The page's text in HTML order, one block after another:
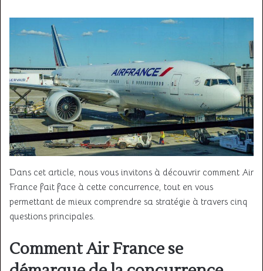
Dans cet article, nous vous invitons à découvrir comment Air
France fait face à cette concurrence, tout en vous
permettant de mieux comprendre sa stratégie à travers cinq
questions principales.
Comment Air France se